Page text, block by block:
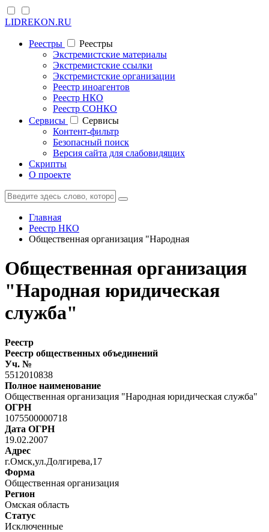
LIDREKON.RU
Реестры
Реестры
Экстремистские материалы
Экстремистские ссылки
Экстремистские организации
Реестр иноагентов
Реестр НКО
Реестр СОНКО
Cервисы
Cервисы
Контент-фильтр
Безопасный поиск
Версия сайта для слабовидящих
Скрипты
О проекте
Главная
Реестр НКО
Общественная организация "Народная
Общественная организация
"Народная юридическая
служба"
Реестр
Реестр общественных объединений
Уч. №
5512010838
Полное наименование
Общественная организация "Народная юридическая служба"
ОГРН
1075500000718
Дата ОГРН
19.02.2007
Адрес
г.Омск,ул.Долгирева,17
Форма
Общественная организация
Регион
Омская область
Статус
Исключенные